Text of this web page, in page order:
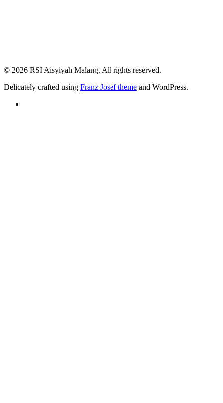
© 2026 RSI Aisyiyah Malang. All rights reserved.
Delicately crafted using Franz Josef theme and WordPress.